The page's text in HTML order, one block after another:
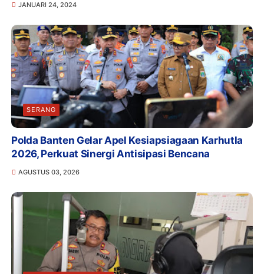
JANUARI 24, 2024
SERANG
Polda Banten Gelar Apel Kesiapsiagaan Karhutla
2026, Perkuat Sinergi Antisipasi Bencana
AGUSTUS 03, 2026